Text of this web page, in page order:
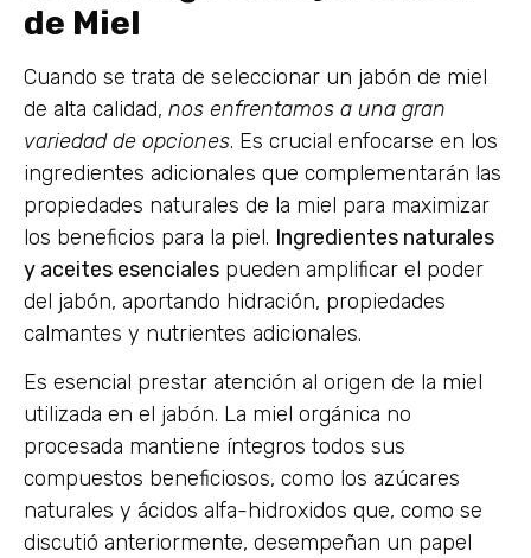
de Miel
Cuando se trata de seleccionar un jabón de miel
de alta calidad, nos enfrentamos a una gran
variedad de opciones. Es crucial enfocarse en los
ingredientes adicionales que complementarán las
propiedades naturales de la miel para maximizar
los beneficios para la piel. Ingredientes naturales
y aceites esenciales pueden amplificar el poder
del jabón, aportando hidración, propiedades
calmantes y nutrientes adicionales.
Es esencial prestar atención al origen de la miel
utilizada en el jabón. La miel orgánica no
procesada mantiene íntegros todos sus
compuestos beneficiosos, como los azúcares
naturales y ácidos alfa-hidroxidos que, como se
discutió anteriormente, desempeñan un papel